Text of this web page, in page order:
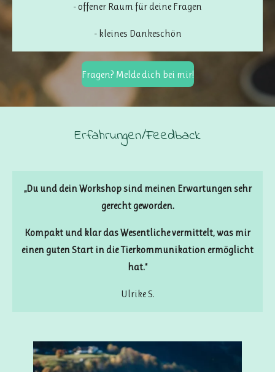
- offener Raum für deine Fragen
- kleines Dankeschön
Fragen? Melde dich bei mir!
Erfahrungen/Feedback
„Du und dein Workshop sind meinen Erwartungen sehr
gerecht geworden.
Kompakt und klar das Wesentliche vermittelt, was mir
einen guten Start in die Tierkommunikation ermöglicht
hat."
Ulrike S.